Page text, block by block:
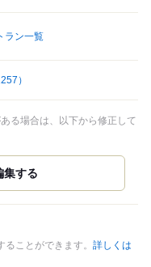
ラン一覧
）
る場合は、以下から修正して
ことができます。 詳しくは